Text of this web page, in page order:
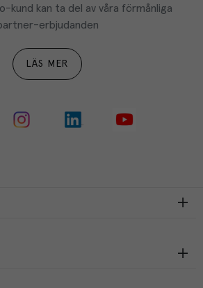
kund kan ta del av våra förmånliga
erbjudanden
LÄS MER